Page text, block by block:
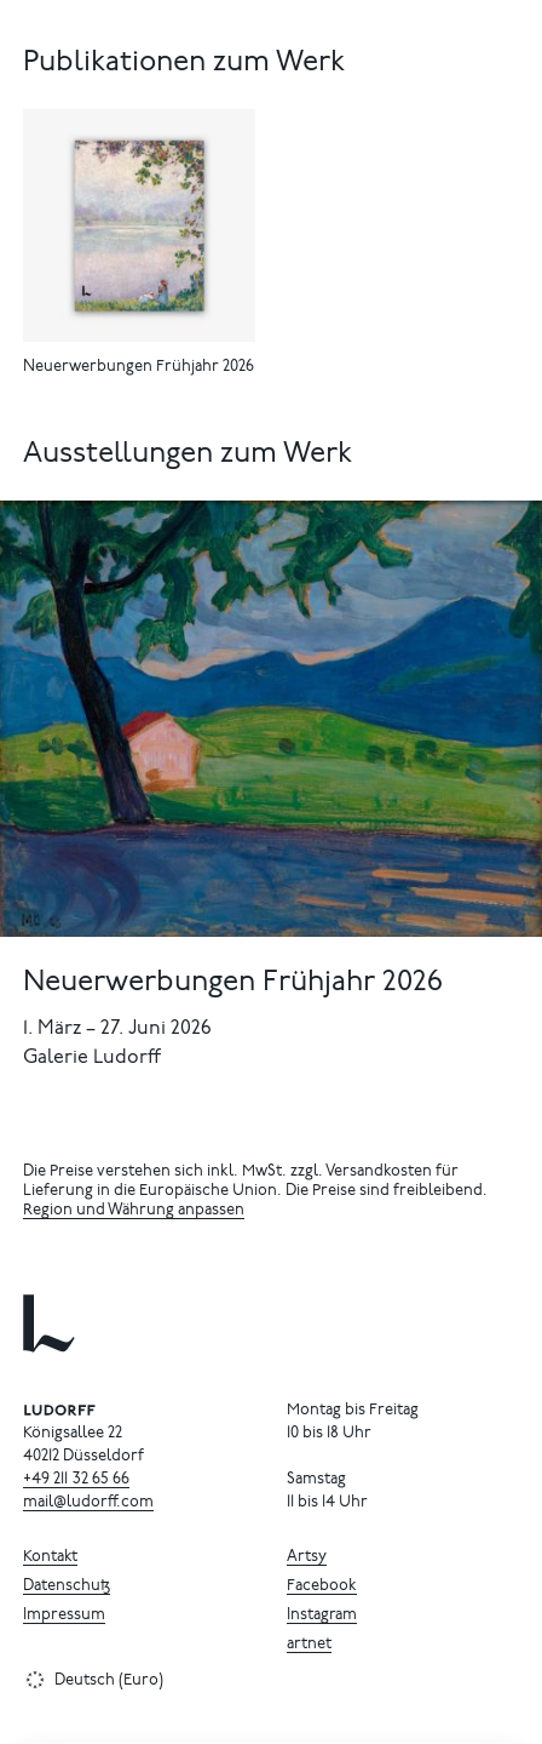
Publikationen zum Werk
Neuerwerbungen Frühjahr 2026
Ausstellungen zum Werk
Neuerwerbungen Frühjahr 2026
1. März–27. Juni 2026
Galerie Ludorff
Die Preise verstehen sich inkl. MwSt. zzgl. Versandkosten für
Lieferung in die Europäische Union. Die Preise sind freibleibend.
Region und Währung anpassen
Königsallee 22
40212 Düsseldorf
+49 211 32 65 66
mail@ludorff.com
Montag bis Freitag
10 bis 18 Uhr
Samstag
11 bis 14 Uhr
Artsy
Facebook
Instagram
artnet
Kontakt
Datenschutz
Impressum
Deutsch (Euro)